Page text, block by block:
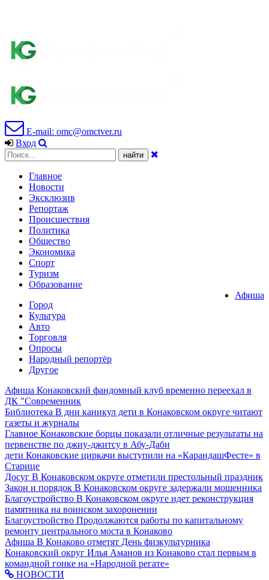
E-mail: omc@omctver.ru
Вход
Главное
Новости
Эксклюзив
Репортаж
Происшествия
Политика
Общество
Экономика
Спорт
Туризм
Образование
Афиша
Город
Культура
Авто
Торговля
Опросы
Народный репортёр
Другое
Афиша Конаковский фандомный клуб временно переехал в
ДК "Современник
Библиотека В дни каникул дети в Конаковском округе читают
газеты и журналы
Главное Конаковские борцы показали отличные результаты на
первенстве по джиу-джитсу в Абу-Даби
дети Конаковские циркачи выступили на «КарандашФесте» в
Старице
Досуг В Конаковском округе отметили престольный праздник
Закон и порядок В Конаковском округе задержали мошенника
Благоустройство В Конаковском округе идет реконструкция
памятника на воинском захоронении
Благоустройство Продолжаются работы по капитальному
ремонту центрального моста в Конаково
Афиша В Конаково отметят День физкультурника
Конаковский округ Илья Аманов из Конаково стал первым в
командной гонке на «Народной регате»
НОВОСТИ